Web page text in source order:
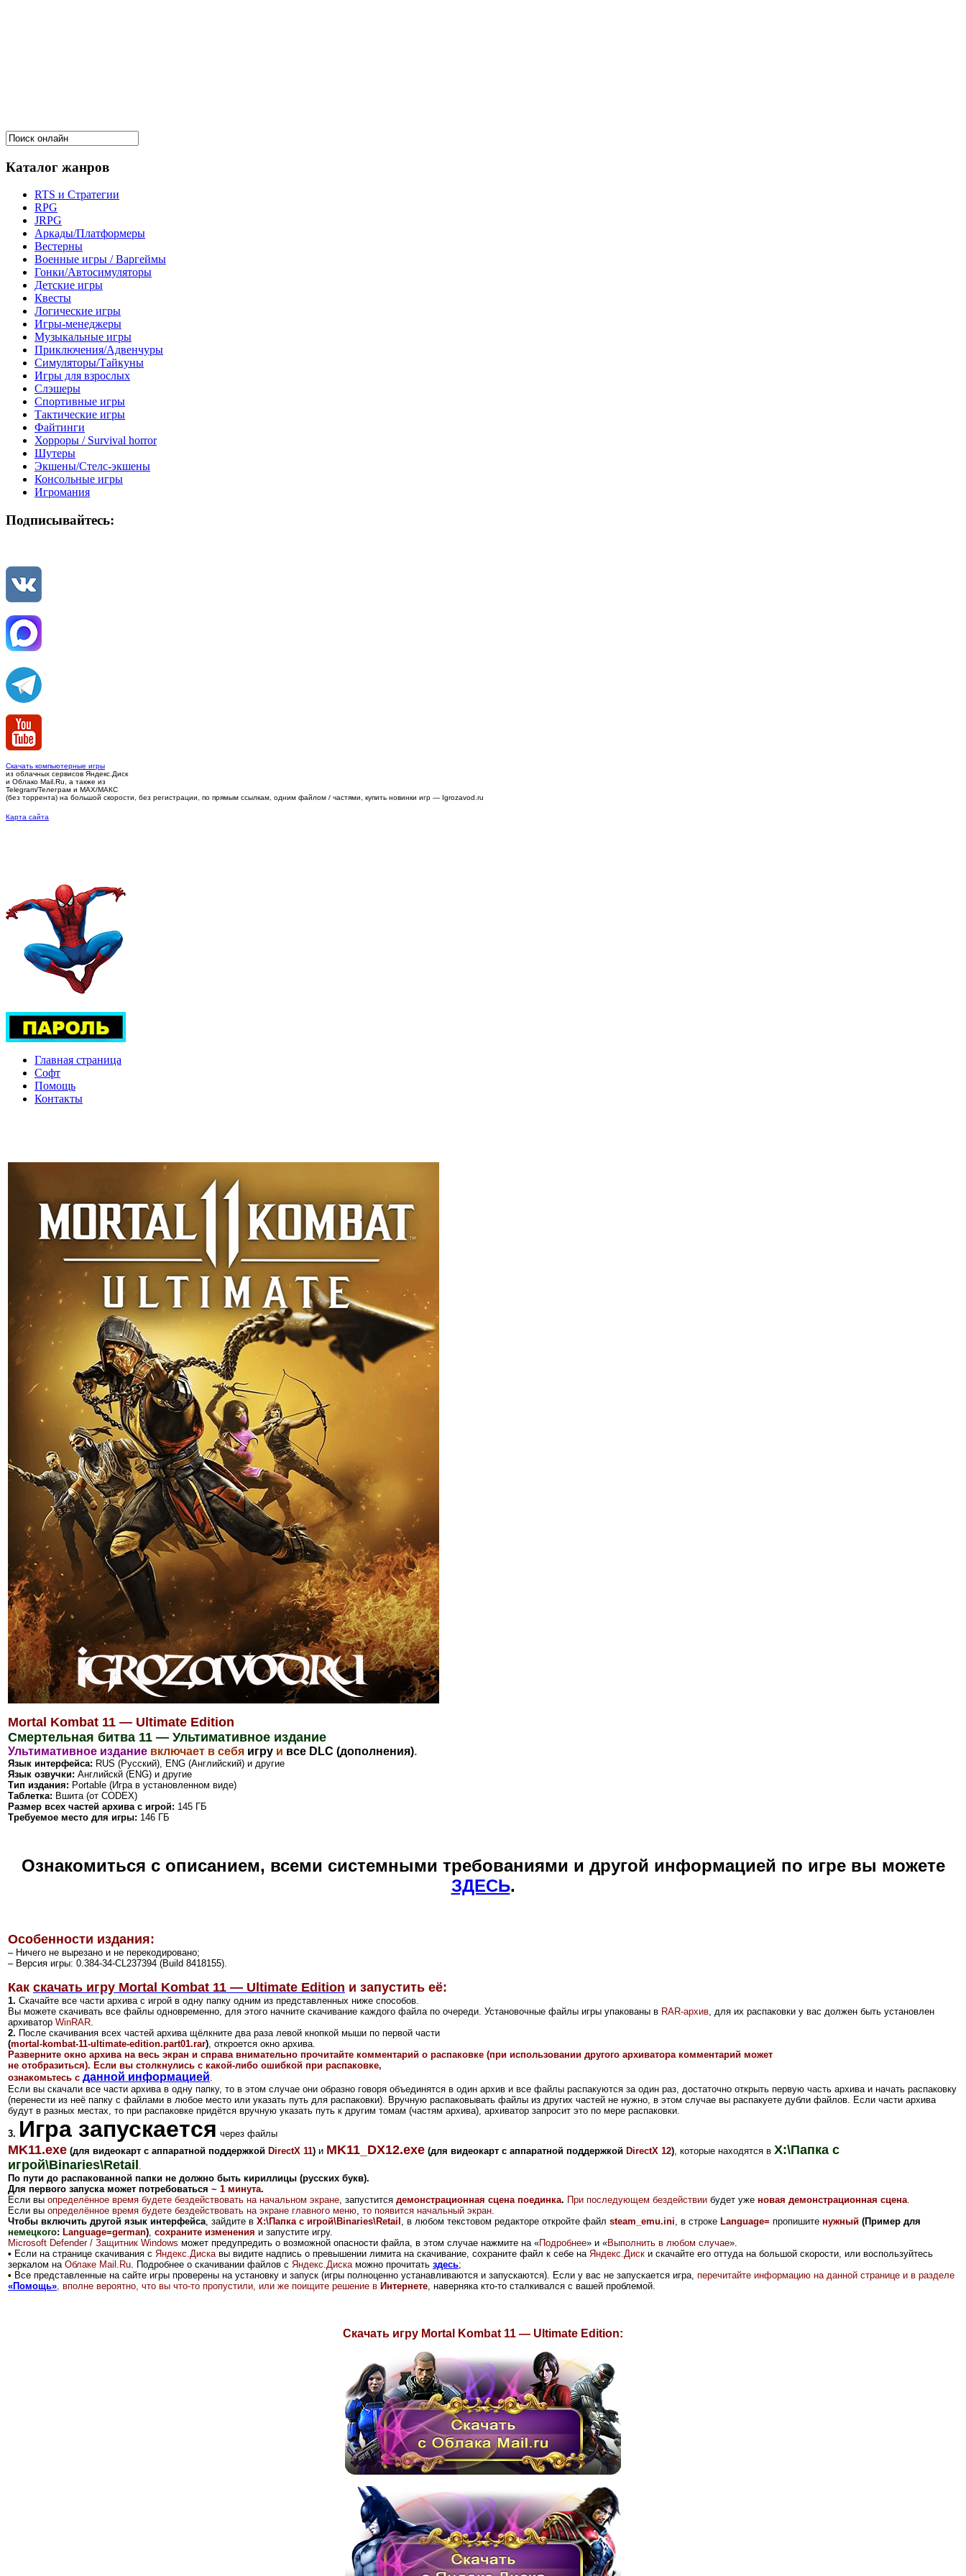
Каталог жанров
RTS и Стратегии
RPG
JRPG
Аркады/Платформеры
Вестерны
Военные игры / Варгеймы
Гонки/Автосимуляторы
Детские игры
Квесты
Логические игры
Игры-менеджеры
Музыкальные игры
Приключения/Адвенчуры
Симуляторы/Тайкуны
Игры для взрослых
Слэшеры
Спортивные игры
Тактические игры
Файтинги
Хорроры / Survival horror
Шутеры
Экшены/Стелс-экшены
Консольные игры
Игромания
Подписывайтесь:
Скачать компьютерные игры
из облачных сервисов Яндекс.Диск
и Облако Mail.Ru, а также из
Telegram/Телеграм и MAX/МАКС
(без торрента) на большой скорости, без регистрации, по прямым ссылкам, одним файлом / частями, купить новинки игр — Igrozavod.ru
Карта сайта
Главная страница
Софт
Помощь
Контакты
Mortal Kombat 11 — Ultimate Edition
Смертельная битва 11 — Ультимативное издание
Ультимативное издание включает в себя игру и все DLC (дополнения).
Язык интерфейса: RUS (Русский), ENG (Английский) и другие
Язык озвучки: Английскй (ENG) и другие
Тип издания: Portable (Игра в установленном виде)
Таблетка: Вшита (от CODEX)
Размер всех частей архива с игрой: 145 ГБ
Требуемое место для игры: 146 ГБ
Ознакомиться с описанием, всеми системными требованиями и другой информацией по игре вы можете
ЗДЕСЬ.
Особенности издания:
– Ничего не вырезано и не перекодировано;
– Версия игры: 0.384-34-CL237394 (Build 8418155).
Как скачать игру Mortal Kombat 11 — Ultimate Edition и запустить её:
1. Скачайте все части архива с игрой в одну папку одним из представленных ниже способов.
Вы можете скачивать все файлы одновременно, для этого начните скачивание каждого файла по очереди. Установочные файлы игры упакованы в RAR-архив , для их распаковки у вас должен быть установлен
архиватор WinRAR
2. После скачивания всех частей архива щёлкните два раза левой кнопкой мыши по первой части
(mortal-kombat-11-ultimate-edition.part01.rar) , откроется окно архива.
Разверните окно архива на весь экран и справа внимательно прочитайте комментарий о распаковке (при использовании другого архиватора комментарий может
не отобразиться). Если вы столкнулись с какой-либо ошибкой при распаковке,
ознакомьтесь с данной информацией
Если вы скачали все части архива в одну папку, то в этом случае они образно говоря объединятся в один архив и все файлы распакуются за один раз, достаточно открыть первую часть архива и начать распаковку
(перенести из неё папку с файлами в любое место или указать путь для распаковки). Вручную распаковывать файлы из других частей не нужно, в этом случае вы распакуете дубли файлов. Если части архива
будут в разных местах, то при распаковке придётся вручную указать путь к другим томам (частям архива), архиватор запросит это по мере распаковки.
3. Игра запускается через файлы
MK11.exe (для видеокарт с аппаратной поддержкой DirectX 11) и MK11_DX12.exe (для видеокарт с аппаратной поддержкой DirectX 12) , которые находятся в X:\Папка с
игрой\Binaries\Retail
По пути до распакованной папки не должно быть кириллицы (русских букв).
Для первого запуска может потребоваться ~ 1 минута.
Если вы определённое время будете бездействовать на начальном экране , запустится демонстрационная сцена поединка. При последующем бездействии будет уже новая демонстрационная сцена
Если вы определённое время будете бездействовать на экране главного меню то появится начальный экран
Чтобы включить другой язык интерфейса , зайдите в X:\Папка с игрой\Binaries\Retail , в любом текстовом редакторе откройте файл steam_emu.ini , в строке Language= пропишите нужный (Пример для
немецкого: Language=german) сохраните изменения и запустите игру.
Microsoft Defender / Защитник Windows может предупредить о возможной опасности файла, в этом случае нажмите на «Подробнее» и «Выполнить в любом случае».
• Если на странице скачивания с Яндекс.Диска вы видите надпись о превышении лимита на скачивание, сохраните файл к себе на Яндекс.Диск и скачайте его оттуда на большой скорости, или воспользуйтесь
зеркалом на Облаке Mail.Ru Подробнее о скачивании файлов с Яндекс.Диска можно прочитать здесь;
• Все представленные на сайте игры проверены на установку и запуск (игры полноценно устанавливаются и запускаются). Если у вас не запускается игра, перечитайте информацию на данной странице и в разделе
«Помощь» , вполне вероятно, что вы что-то пропустили, или же поищите решение в Интернете , наверняка кто-то сталкивался с вашей проблемой.
Скачать игру Mortal Kombat 11 — Ultimate Edition: